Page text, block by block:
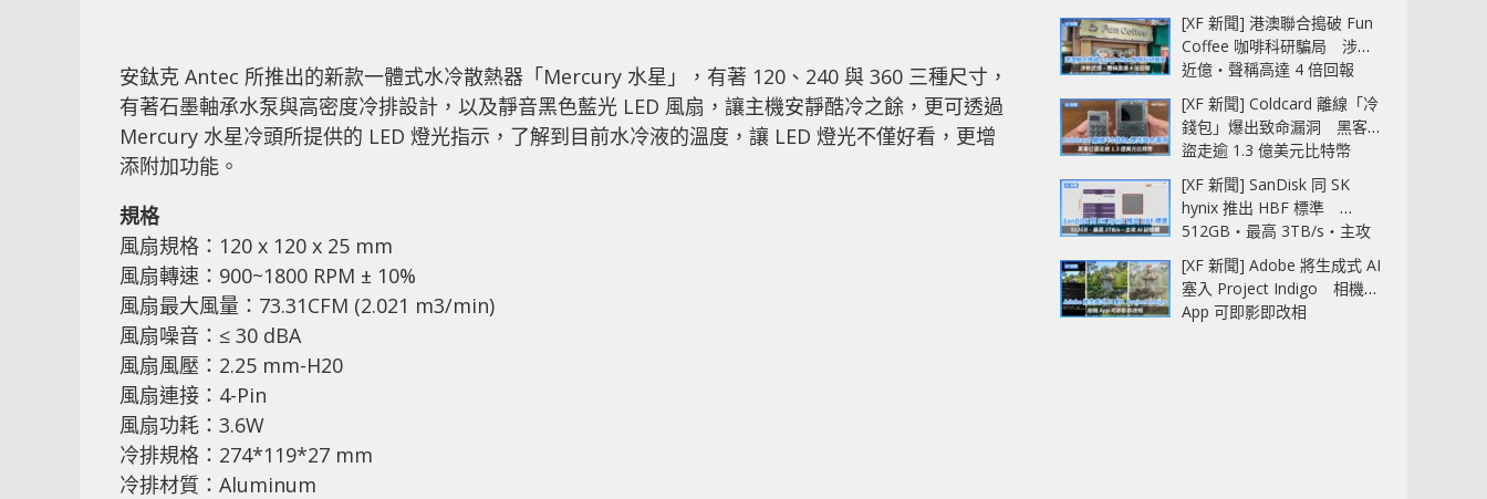
安鈦克 Antec 所推出的新款一體式水冷散熱器「Mercury 水星」，有著 120、240 與 360 三種尺寸，
有著石墨軸承水泵與高密度冷排設計，以及靜音黑色藍光 LED 風扇，讓主機安靜酷冷之餘，更可透過
Mercury 水星冷頭所提供的 LED 燈光指示，了解到目前水冷液的溫度，讓 LED 燈光不僅好看，更增
添附加功能。
規格
風扇規格：120 x 120 x 25 mm
風扇轉速：900~1800 RPM ± 10%
風扇最大風量：73.31CFM (2.021 m3/min)
風扇噪音：≤ 30 dBA
風扇風壓：2.25 mm-H20
風扇連接：4-Pin
風扇功耗：3.6W
冷排規格：274*119*27 mm
冷排材質：Aluminum
[XF 新聞] 港澳聯合搗破 Fun
Coffee 咖啡科研騙局 涉款
近億‧聲稱高達 4 倍回報
[XF 新聞] Coldcard 離線「冷
錢包」爆出致命漏洞 黑客已
盜走逾 1.3 億美元比特幣
[XF 新聞] SanDisk 同 SK
hynix 推出 HBF 標準
512GB‧最高 3TB/s‧主攻
AI 記憶體
[XF 新聞] Adobe 將生成式 AI
塞入 Project Indigo 相機
App 可即影即改相